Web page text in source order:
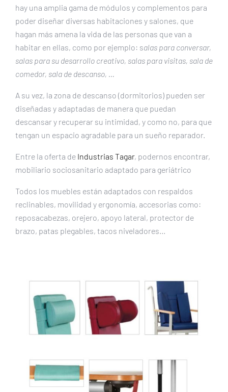
hay una amplia gama de módulos y complementos para
poder diseñar diversas habitaciones y salones, que
hagan más amena la vida de las personas que van a
habitar en ellas, como por ejemplo: salas para conversar,
salas para su desarrollo creativo, salas para visitas, sala de
comedor, sala de descanso, …
A su vez, la zona de descanso (dormitorios) pueden ser
diseñadas y adaptadas de manera que puedan
descansar y recuperar su intimidad, y como no, para que
tengan un espacio agradable para un sueño reparador.
Entre la oferta de Industrias Tagar, podernos encontrar,
mobiliario sociosanitario adaptado para geriátrico
Todos los muebles están adaptados con respaldos
reclinables, movilidad y ergonomía, accesorias como:
reposacabezas, orejero, apoyo lateral, protector de
brazo, patas plegables, tacos niveladores…